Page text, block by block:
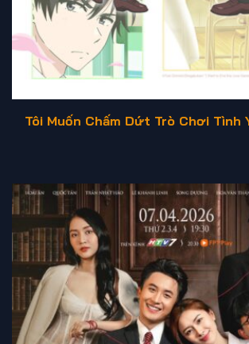
Tôi Muốn Chấm Dứt Trò Chơi Tình